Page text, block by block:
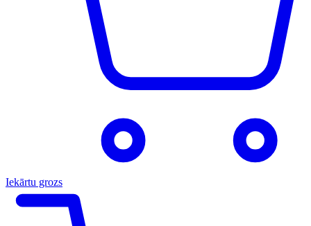
Iekārtu grozs